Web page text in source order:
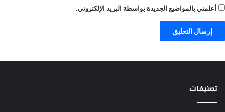
أعلمني بالمواضيع الجديدة بواسطة البريد الإلكتروني.
تصنيفات